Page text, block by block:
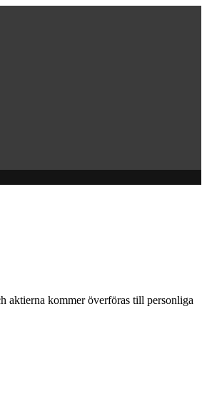
aktierna kommer överföras till personliga